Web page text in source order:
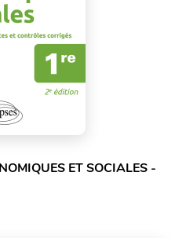
ET SOCIALES -